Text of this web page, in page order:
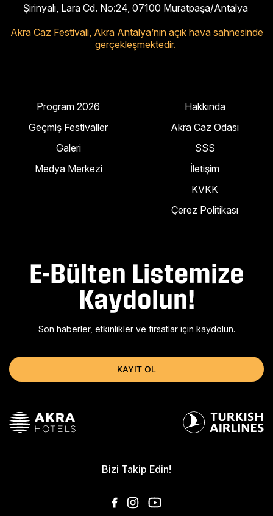
Şirinyalı, Lara Cd. No:24, 07100 Muratpaşa/Antalya
Akra Caz Festivali, Akra Antalya’nın açık hava sahnesinde
gerçekleşmektedir.
Program 2026
Geçmiş Festivaller
Galeri
Medya Merkezi
Hakkında
Akra Caz Odası
SSS
İletişim
KVKK
Çerez Politikası
E-Bülten Listemize
Kaydolun!
Son haberler, etkinlikler ve fırsatlar için kaydolun.
KAYIT OL
Bizi Takip Edin!